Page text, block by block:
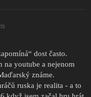
dost často.
na youtube a nejenom
známe.
ruska je realita - a to